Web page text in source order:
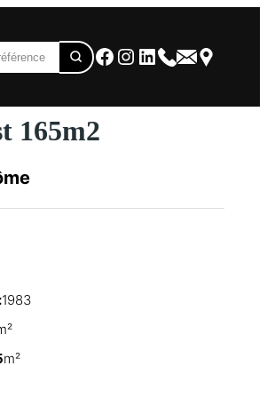
Facebook
Instagram
LinkedIn
165m2
1983
m²